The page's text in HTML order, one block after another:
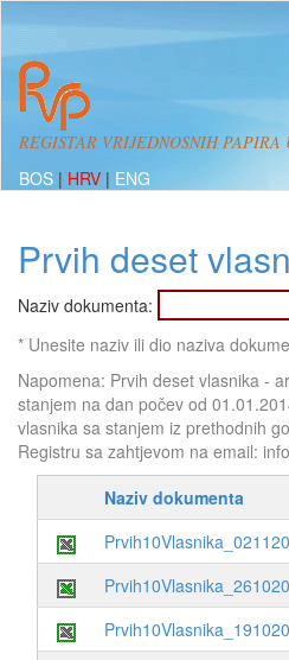
REGISTAR VRIJEDNOSNIH
BOS | HRV | ENG
Prvih deset
Naziv dokumenta:
* Unesite naziv ili dio naziva
Napomena: Prvih deset vlasnika -
stanjem na dan počev od
vlasnika sa stanjem iz prethodnih
Registru sa zahtjevom na email:
Naziv dokumenta